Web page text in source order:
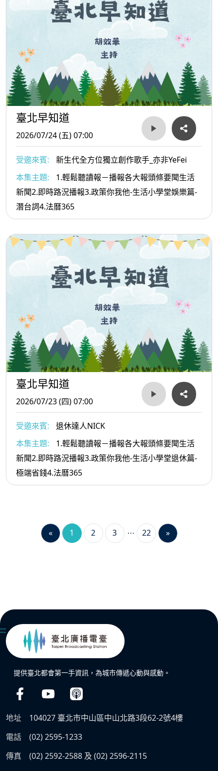
臺北早知道
2026/07/24 (五) 07:00
受邀來賓:
新生代全方位獨立創作歌手_亦非YeFei
本集主題:
1.輕鬆聽讀報－播報各大報頭條要聞生活
新聞2.即時路況播報3.政策你我他-生活小學堂娛樂篇-
潛台詞4.法曆365
臺北早知道
2026/07/23 (四) 07:00
受邀來賓:
退休達人NICK
本集主題:
1.輕鬆聽讀報－播報各大報頭條要聞生活
新聞2.即時路況播報3.政策你我他-生活小學堂退休篇-
極端省錢4.法曆365
« 1 2 3 22 »
:::
提供臺北都會第一手資訊，為城市傳遞心動與感動。
地址
104027 臺北市中山區中山北路3段62-2號4樓
電話
(02) 2595-1233
傳真
(02) 2592-2588 及 (02) 2596-2115